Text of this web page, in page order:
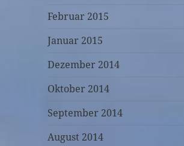
Februar 2015
Januar 2015
Dezember 2014
Oktober 2014
September 2014
August 2014